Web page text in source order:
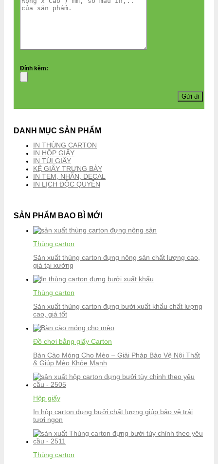
Đính kèm:
DANH MỤC SẢN PHẨM
IN THÙNG CARTON
IN HỘP GIẤY
IN TÚI GIẤY
KỆ GIẤY TRƯNG BÀY
IN TEM, NHÃN, DECAL
IN LỊCH ĐỘC QUYỀN
SẢN PHẨM BAO BÌ MỚI
Thùng carton
Sản xuất thùng carton đựng nông sản chất lượng cao,
giá tại xưởng
Thùng carton
Sản xuất thùng carton đựng bưởi xuất khẩu chất lượng
cao, giá tốt
Đồ chơi bằng giấy Carton
Bàn Cào Móng Cho Mèo – Giải Pháp Bảo Vệ Nội Thất
& Giúp Mèo Khỏe Mạnh
Hộp giấy
In hộp carton đựng bưởi chất lượng giúp bảo vệ trái
tươi ngon
Thùng carton